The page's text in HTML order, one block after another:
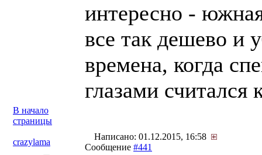
интересно -
все так дешево и
времена, когда
глазами считался
В начало
страницы
crazylama
Написано: 01.12.2015, 16:58
Сообщение #441